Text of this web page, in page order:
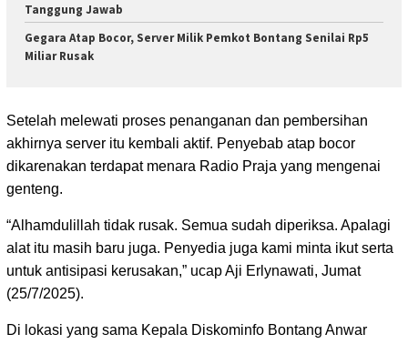
Tanggung Jawab
Gegara Atap Bocor, Server Milik Pemkot Bontang Senilai Rp5
Miliar Rusak
Setelah melewati proses penanganan dan pembersihan
akhirnya server itu kembali aktif. Penyebab atap bocor
dikarenakan terdapat menara Radio Praja yang mengenai
genteng.
“Alhamdulillah tidak rusak. Semua sudah diperiksa. Apalagi
alat itu masih baru juga. Penyedia juga kami minta ikut serta
untuk antisipasi kerusakan,” ucap Aji Erlynawati, Jumat
(25/7/2025).
Di lokasi yang sama Kepala Diskominfo Bontang Anwar